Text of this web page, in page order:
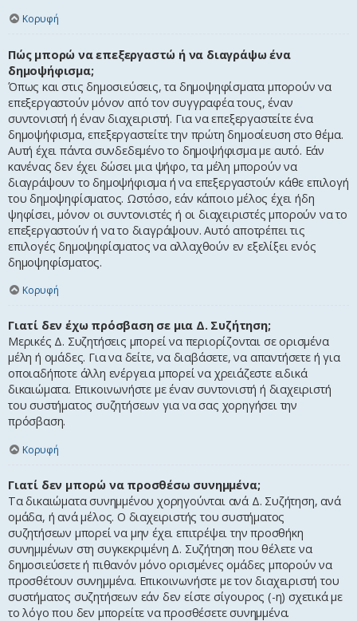
Κορυφή
Πώς μπορώ να επεξεργαστώ ή να διαγράψω ένα
δημοψήφισμα;
Όπως και στις δημοσιεύσεις, τα δημοψηφίσματα μπορούν να
επεξεργαστούν μόνον από τον συγγραφέα τους, έναν
συντονιστή ή έναν διαχειριστή. Για να επεξεργαστείτε ένα
δημοψήφισμα, επεξεργαστείτε την πρώτη δημοσίευση στο θέμα.
Αυτή έχει πάντα συνδεδεμένο το δημοψήφισμα με αυτό. Εάν
κανένας δεν έχει δώσει μια ψήφο, τα μέλη μπορούν να
διαγράψουν το δημοψήφισμα ή να επεξεργαστούν κάθε επιλογή
του δημοψηφίσματος. Ωστόσο, εάν κάποιο μέλος έχει ήδη
ψηφίσει, μόνον οι συντονιστές ή οι διαχειριστές μπορούν να το
επεξεργαστούν ή να το διαγράψουν. Αυτό αποτρέπει τις
επιλογές δημοψηφίσματος να αλλαχθούν εν εξελίξει ενός
δημοψηφίσματος.
Κορυφή
Γιατί δεν έχω πρόσβαση σε μια Δ. Συζήτηση;
Μερικές Δ. Συζητήσεις μπορεί να περιορίζονται σε ορισμένα
μέλη ή ομάδες. Για να δείτε, να διαβάσετε, να απαντήσετε ή για
οποιαδήποτε άλλη ενέργεια μπορεί να χρειάζεστε ειδικά
δικαιώματα. Επικοινωνήστε με έναν συντονιστή ή διαχειριστή
του συστήματος συζητήσεων για να σας χορηγήσει την
πρόσβαση.
Κορυφή
Γιατί δεν μπορώ να προσθέσω συνημμένα;
Τα δικαιώματα συνημμένου χορηγούνται ανά Δ. Συζήτηση, ανά
ομάδα, ή ανά μέλος. Ο διαχειριστής του συστήματος
συζητήσεων μπορεί να μην έχει επιτρέψει την προσθήκη
συνημμένων στη συγκεκριμένη Δ. Συζήτηση που θέλετε να
δημοσιεύσετε ή πιθανόν μόνο ορισμένες ομάδες μπορούν να
προσθέτουν συνημμένα. Επικοινωνήστε με τον διαχειριστή του
συστήματος συζητήσεων εάν δεν είστε σίγουρος (-η) σχετικά με
το λόγο που δεν μπορείτε να προσθέσετε συνημμένα.